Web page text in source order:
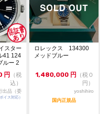
スター
41 124
ルー 2
円
（税
込）
出品（委
託販売）
イス対応）
ロレックス 134300
メッドブルー
1,480,000 円
（税０
円）
yoshihiro
国内正規品